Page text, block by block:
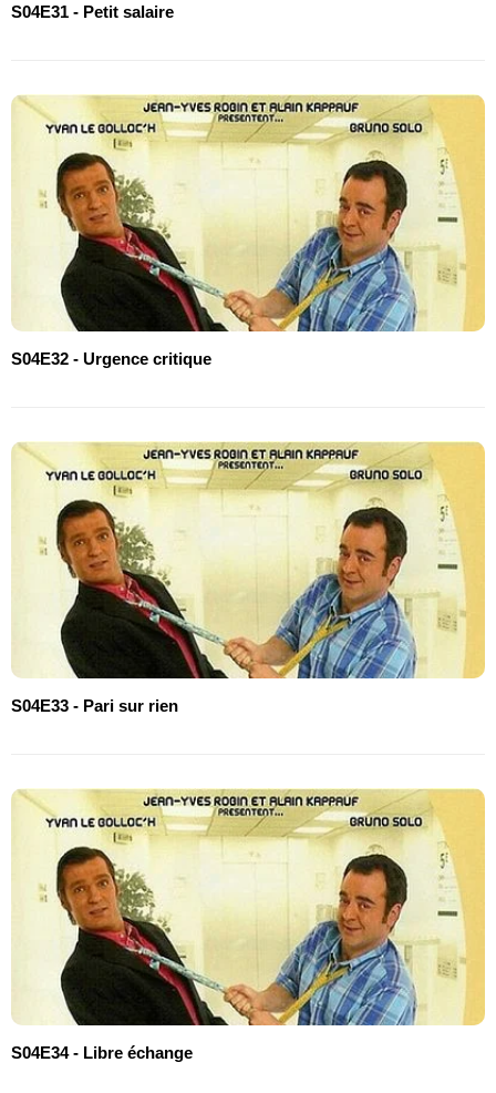
S04E31 - Petit salaire
S04E32 - Urgence critique
S04E33 - Pari sur rien
S04E34 - Libre échange